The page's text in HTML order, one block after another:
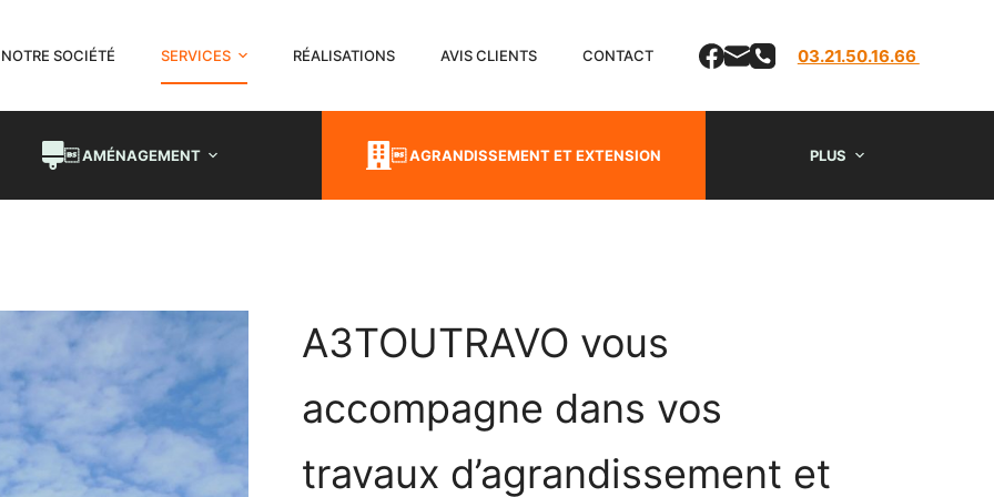
NOTRE SOCIÉTÉ SERVICES RÉALISATIONS AVIS CLIENTS CONTACT 03.21.50.16.66
 AMÉNAGEMENT  AGRANDISSEMENT ET EXTENSION PLUS
A3TOUTRAVO vous
accompagne dans vos
travaux d’agrandissement et